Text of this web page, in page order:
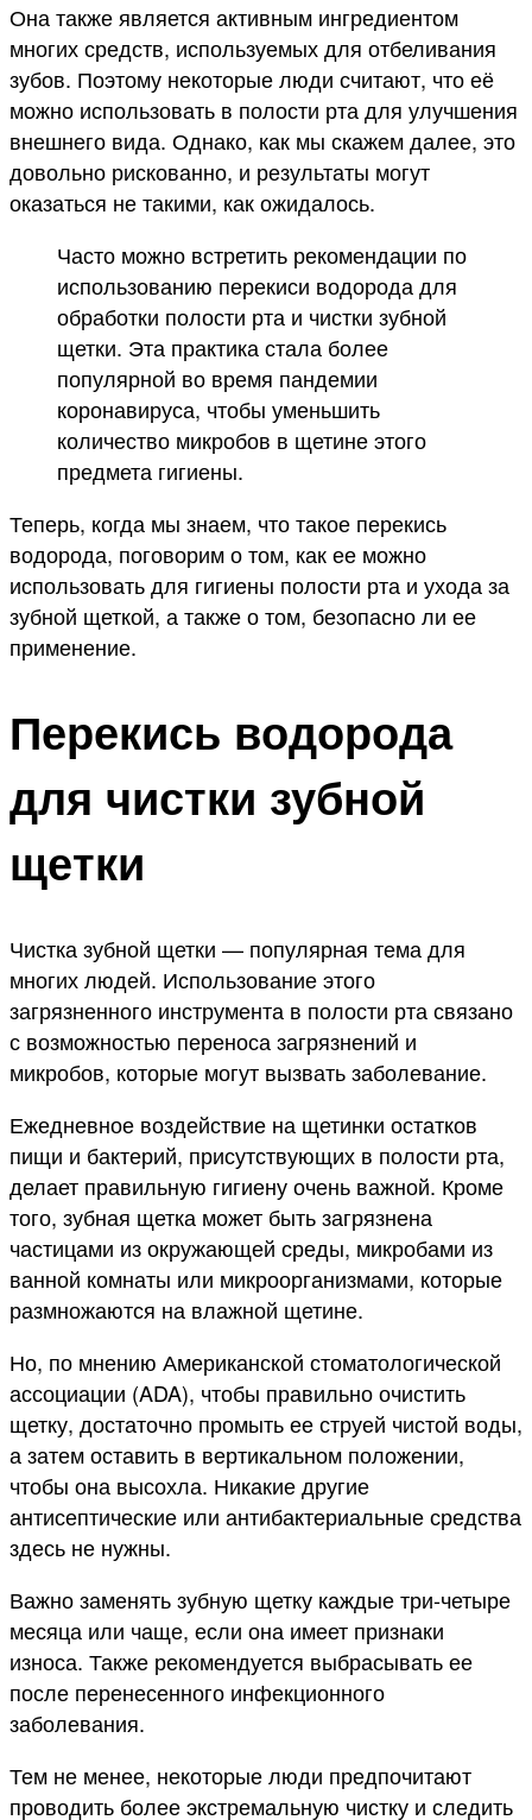
Она также является активным ингредиентом
многих средств, используемых для отбеливания
зубов. Поэтому некоторые люди считают, что её
можно использовать в полости рта для улучшения
внешнего вида. Однако, как мы скажем далее, это
довольно рискованно, и результаты могут
оказаться не такими, как ожидалось.
Часто можно встретить рекомендации по
использованию перекиси водорода для
обработки полости рта и чистки зубной
щетки. Эта практика стала более
популярной во время пандемии
коронавируса, чтобы уменьшить
количество микробов в щетине этого
предмета гигиены.
Теперь, когда мы знаем, что такое перекись
водорода, поговорим о том, как ее можно
использовать для гигиены полости рта и ухода за
зубной щеткой, а также о том, безопасно ли ее
применение.
Перекись водорода
для чистки зубной
щетки
Чистка зубной щетки — популярная тема для
многих людей. Использование этого
загрязненного инструмента в полости рта связано
с возможностью переноса загрязнений и
микробов, которые могут вызвать заболевание.
Ежедневное воздействие на щетинки остатков
пищи и бактерий, присутствующих в полости рта,
делает правильную гигиену очень важной. Кроме
того, зубная щетка может быть загрязнена
частицами из окружающей среды, микробами из
ванной комнаты или микроорганизмами, которые
размножаются на влажной щетине.
Но, по мнению Американской стоматологической
ассоциации (ADA), чтобы правильно очистить
щетку, достаточно промыть ее струей чистой воды,
а затем оставить в вертикальном положении,
чтобы она высохла. Никакие другие
антисептические или антибактериальные средства
здесь не нужны.
Важно заменять зубную щетку каждые три-четыре
месяца или чаще, если она имеет признаки
износа. Также рекомендуется выбрасывать ее
после перенесенного инфекционного
заболевания.
Тем не менее, некоторые люди предпочитают
проводить более экстремальную чистку и следить